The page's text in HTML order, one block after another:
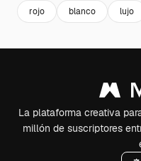
rojo blanco lujo
La plataforma creativa
millón de suscriptores